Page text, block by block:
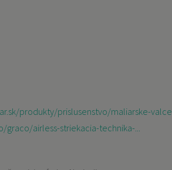
produkty/prislusenstvo/maliarske-valce
airless-striekacia-technika-...